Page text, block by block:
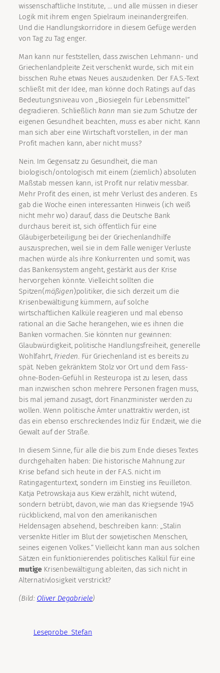
wissenschaftliche Institute, … und alle müssen in dieser
Logik mit ihrem engen Spielraum ineinandergreifen.
Und die Handlungskorridore in diesem Gefüge werden
von Tag zu Tag enger.
Man kann nur feststellen, dass zwischen Lehmann- und
Griechenlandpleite Zeit verschenkt wurde, sich mit ein
bisschen Ruhe etwas Neues auszudenken. Der F.A.S.-Text
schließt mit der Idee, man könne doch Ratings auf das
Bedeutungsniveau von „Biosiegeln für Lebensmittel“
degradieren. Schließlich kann man sie zum Schutze der
eigenen Gesundheit beachten, muss es aber nicht. Kann
man sich aber eine Wirtschaft vorstellen, in der man
Profit machen kann, aber nicht muss?
Nein. Im Gegensatz zu Gesundheit, die man
biologisch/ontologisch mit einem (ziemlich) absoluten
Maßstab messen kann, ist Profit nur relativ messbar.
Mehr Profit des einen, ist mehr Verlust des anderen. Es
gab die Woche einen interessanten Hinweis (ich weiß
nicht mehr wo) darauf, dass die Deutsche Bank
durchaus bereit ist, sich öffentlich für eine
Gläubigerbeteiligung bei der Griechenlandhilfe
auszusprechen, weil sie in dem Falle weniger Verluste
machen würde als ihre Konkurrenten und somit, was
das Bankensystem angeht, gestärkt aus der Krise
hervorgehen könnte. Vielleicht sollten die
Spitzen(mäßigen)politiker, die sich derzeit um die
Krisenbewältigung kümmern, auf solche
wirtschaftlichen Kalküle reagieren und mal ebenso
rational an die Sache herangehen, wie es ihnen die
Banken vormachen. Sie könnten nur gewinnen:
Glaubwürdigkeit, politische Handlungsfreiheit, generelle
Wohlfahrt, Frieden. Für Griechenland ist es bereits zu
spät. Neben gekränktem Stolz vor Ort und dem Fass-
ohne-Boden-Gefühl in Resteuropa ist zu lesen, dass
man inzwischen schon mehrere Personen fragen muss,
bis mal jemand zusagt, dort Finanzminister werden zu
wollen. Wenn politische Ämter unattraktiv werden, ist
das ein ebenso erschreckendes Indiz für Endzeit, wie die
Gewalt auf der Straße.
In diesem Sinne, für alle die bis zum Ende dieses Textes
durchgehalten haben: Die historische Mahnung zur
Krise befand sich heute in der F.A.S. nicht im
Ratingagenturtext, sondern im Einstieg ins Feuilleton.
Katja Petrowskaja aus Kiew erzählt, nicht wütend,
sondern betrübt, davon, wie man das Kriegsende 1945
rückblickend, mal von den amerikanischen
Heldensagen absehend, beschreiben kann: „Stalin
versenkte Hitler im Blut der sowjetischen Menschen,
seines eigenen Volkes.“ Vielleicht kann man aus solchen
Sätzen ein funktionierendes politisches Kalkül für eine
mutige Krisenbewältigung ableiten, das sich nicht in
Alternativlosigkeit verstrickt?
(Bild: Oliver Degabriele)
Leseprobe_Stefan